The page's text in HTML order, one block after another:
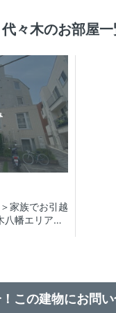
々木のお部屋一
家族でお引越
八幡エリアの
この建物にお問